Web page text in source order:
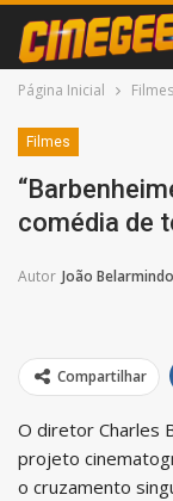
Página Inicial Filmes
Filmes
comédia de
Autor João Belarmindo
Compartilhar
O diretor Charles
projeto
o cruzamento